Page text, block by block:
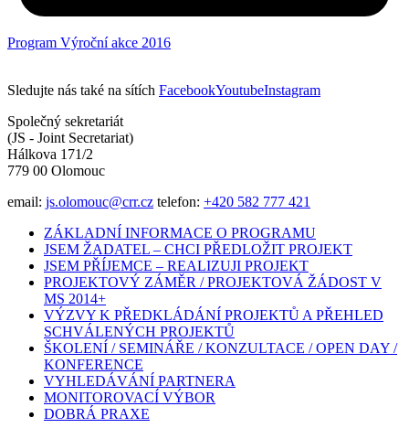
Program Výroční akce 2016
Sledujte nás také na sítích FacebookYoutubeInstagram
Společný sekretariát
(JS - Joint Secretariat)
Hálkova 171/2
779 00 Olomouc
email: js.olomouc@crr.cz telefon: +420 582 777 421
ZÁKLADNÍ INFORMACE O PROGRAMU
JSEM ŽADATEL – CHCI PŘEDLOŽIT PROJEKT
JSEM PŘÍJEMCE – REALIZUJI PROJEKT
PROJEKTOVÝ ZÁMĚR / PROJEKTOVÁ ŽÁDOST V
MS 2014+
VÝZVY K PŘEDKLÁDÁNÍ PROJEKTŮ A PŘEHLED
SCHVÁLENÝCH PROJEKTŮ
ŠKOLENÍ / SEMINÁŘE / KONZULTACE / OPEN DAY /
KONFERENCE
VYHLEDÁVÁNÍ PARTNERA
MONITOROVACÍ VÝBOR
DOBRÁ PRAXE